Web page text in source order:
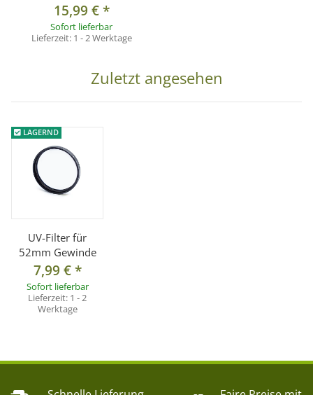
15,99 €*
Sofort lieferbar
Lieferzeit: 1 - 2 Werktage
Zuletzt angesehen
LAGERND
UV-Filter für
52mm Gewinde
7,99 €*
Sofort lieferbar
Lieferzeit: 1 - 2
Werktage